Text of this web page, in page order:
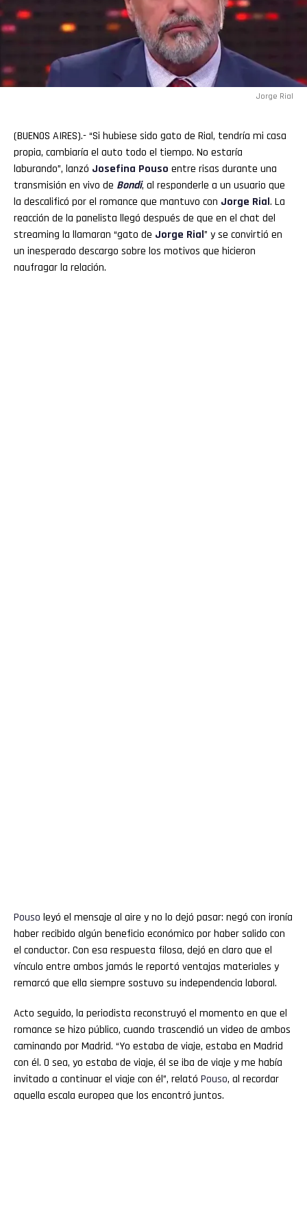
Jorge Rial
(BUENOS AIRES).- “Si hubiese sido gato de Rial, tendría mi casa
propia, cambiaría el auto todo el tiempo. No estaría
laburando”, lanzó Josefina Pouso entre risas durante una
transmisión en vivo de Bondi, al responderle a un usuario que
la descalificó por el romance que mantuvo con Jorge Rial. La
reacción de la panelista llegó después de que en el chat del
streaming la llamaran “gato de Jorge Rial” y se convirtió en
un inesperado descargo sobre los motivos que hicieron
naufragar la relación.
Pouso leyó el mensaje al aire y no lo dejó pasar: negó con ironía
haber recibido algún beneficio económico por haber salido con
el conductor. Con esa respuesta filosa, dejó en claro que el
vínculo entre ambos jamás le reportó ventajas materiales y
remarcó que ella siempre sostuvo su independencia laboral.
Acto seguido, la periodista reconstruyó el momento en que el
romance se hizo público, cuando trascendió un video de ambos
caminando por Madrid. “Yo estaba de viaje, estaba en Madrid
con él. O sea, yo estaba de viaje, él se iba de viaje y me había
invitado a continuar el viaje con él”, relató Pouso, al recordar
aquella escala europea que los encontró juntos.